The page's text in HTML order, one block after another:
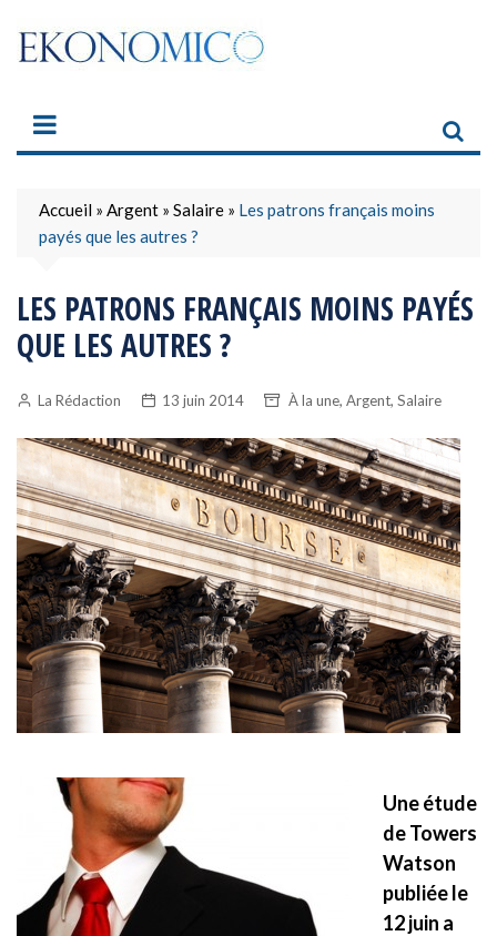
content
Accueil » Argent » Salaire » Les patrons français moins
payés que les autres ?
LES PATRONS FRANÇAIS MOINS PAYÉS
QUE LES AUTRES ?
La Rédaction 13 juin 2014 À la une, Argent, Salaire
Une étude
de Towers
Watson
publiée le
12 juin a